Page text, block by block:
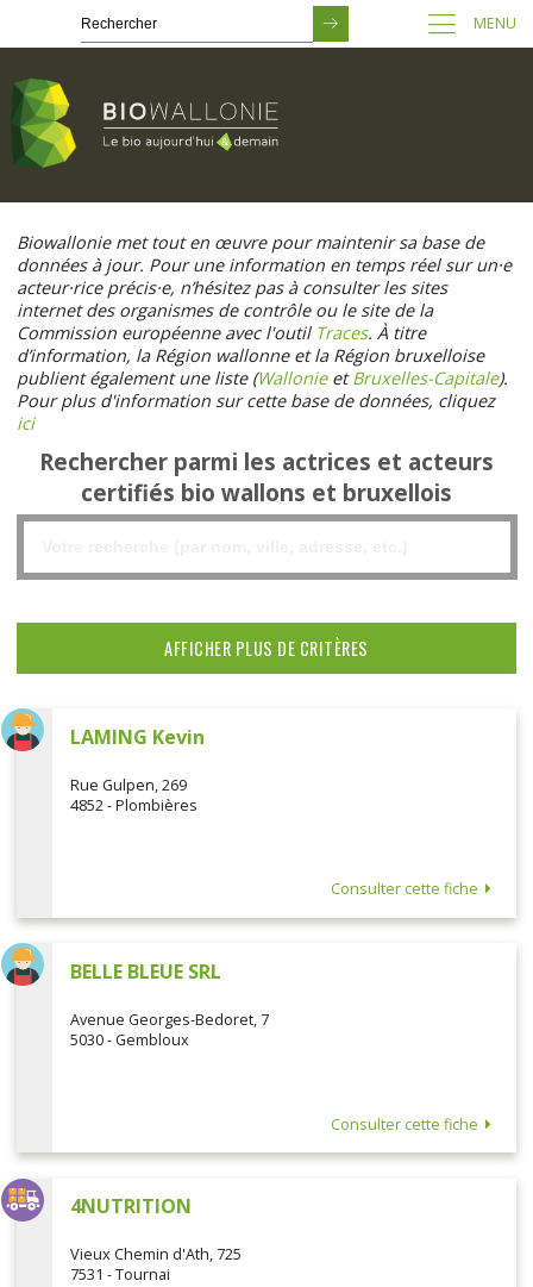
contenu
principal
MENU
Biowallonie met tout en œuvre pour maintenir sa base de
données à jour. Pour une information en temps réel sur un·e
acteur·rice précis·e, n’hésitez pas à consulter les sites
internet des organismes de contrôle ou le site de la
Commission européenne avec l'outil Traces. À titre
d’information, la Région wallonne et la Région bruxelloise
publient également une liste (WallonieetBruxelles-Capitale).
Pour plus d'information sur cette base de données, cliquez
ici
Rechercher parmi les actrices et acteurs
certifiés bio wallons et bruxellois
LAMING Kevin
Rue Gulpen, 269
4852 - Plombières
Consulter cette fiche
BELLE BLEUE SRL
Avenue Georges-Bedoret, 7
5030 - Gembloux
Consulter cette fiche
4NUTRITION
Vieux Chemin d'Ath, 725
7531 - Tournai
AFFICHER PLUS DE CRITÈRES